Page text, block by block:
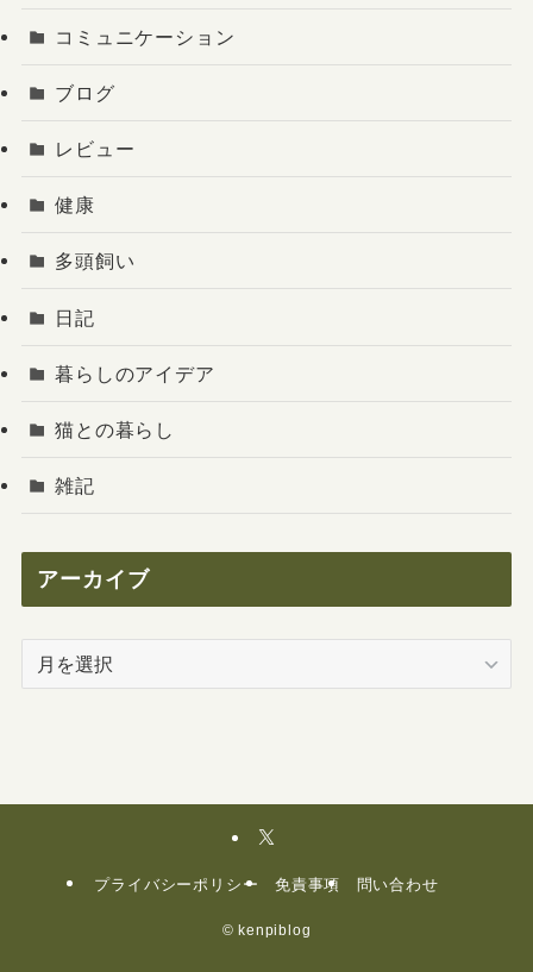
コミュニケーション
ブログ
レビュー
健康
多頭飼い
日記
暮らしのアイデア
猫との暮らし
雑記
アーカイブ
プライバシーポリシー 免責事項 問い合わせ
© kenpiblog